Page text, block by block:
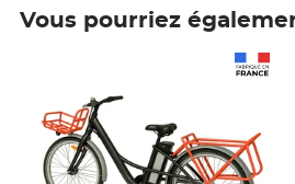
Vous pourriez